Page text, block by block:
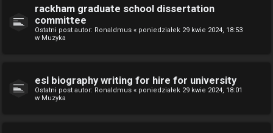
rackham graduate school dissertation
committee
Ostatni post autor: Ronaldmus « poniedziałek 29 kwie 2024, 18:53
w Muzyka
esl biography writing for hire for university
Ostatni post autor: Ronaldmus « poniedziałek 29 kwie 2024, 18:01
w Muzyka